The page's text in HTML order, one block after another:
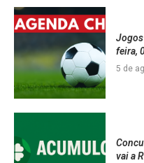
feira,
5 de
vai a